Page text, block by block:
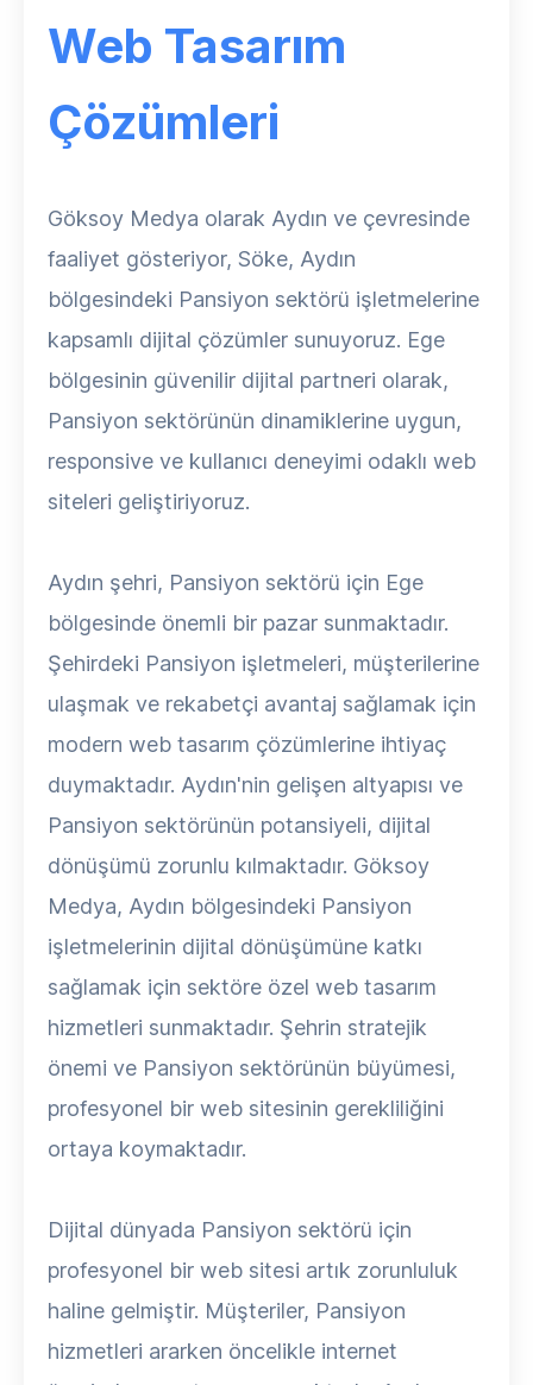
Web Tasarım
Çözümleri
Göksoy Medya olarak Aydın ve çevresinde
faaliyet gösteriyor, Söke, Aydın
bölgesindeki Pansiyon sektörü işletmelerine
kapsamlı dijital çözümler sunuyoruz. Ege
bölgesinin güvenilir dijital partneri olarak,
Pansiyon sektörünün dinamiklerine uygun,
responsive ve kullanıcı deneyimi odaklı web
siteleri geliştiriyoruz.
Aydın şehri, Pansiyon sektörü için Ege
bölgesinde önemli bir pazar sunmaktadır.
Şehirdeki Pansiyon işletmeleri, müşterilerine
ulaşmak ve rekabetçi avantaj sağlamak için
modern web tasarım çözümlerine ihtiyaç
duymaktadır. Aydın'nin gelişen altyapısı ve
Pansiyon sektörünün potansiyeli, dijital
dönüşümü zorunlu kılmaktadır. Göksoy
Medya, Aydın bölgesindeki Pansiyon
işletmelerinin dijital dönüşümüne katkı
sağlamak için sektöre özel web tasarım
hizmetleri sunmaktadır. Şehrin stratejik
önemi ve Pansiyon sektörünün büyümesi,
profesyonel bir web sitesinin gerekliliğini
ortaya koymaktadır.
Dijital dünyada Pansiyon sektörü için
profesyonel bir web sitesi artık zorunluluk
haline gelmiştir. Müşteriler, Pansiyon
hizmetleri ararken öncelikle internet